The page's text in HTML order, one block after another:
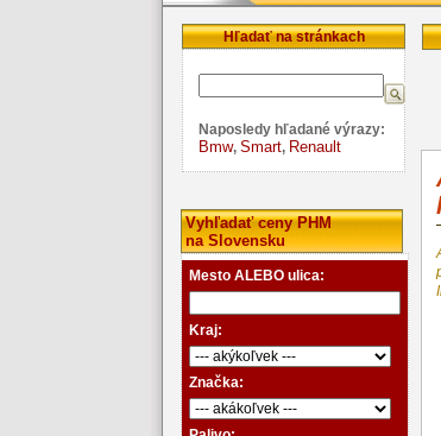
Hľadať na stránkach
Naposledy hľadané výrazy:
Bmw, Smart, Renault
Vyhľadať ceny PHM
na Slovensku
Mesto ALEBO ulica:
Kraj:
Značka: